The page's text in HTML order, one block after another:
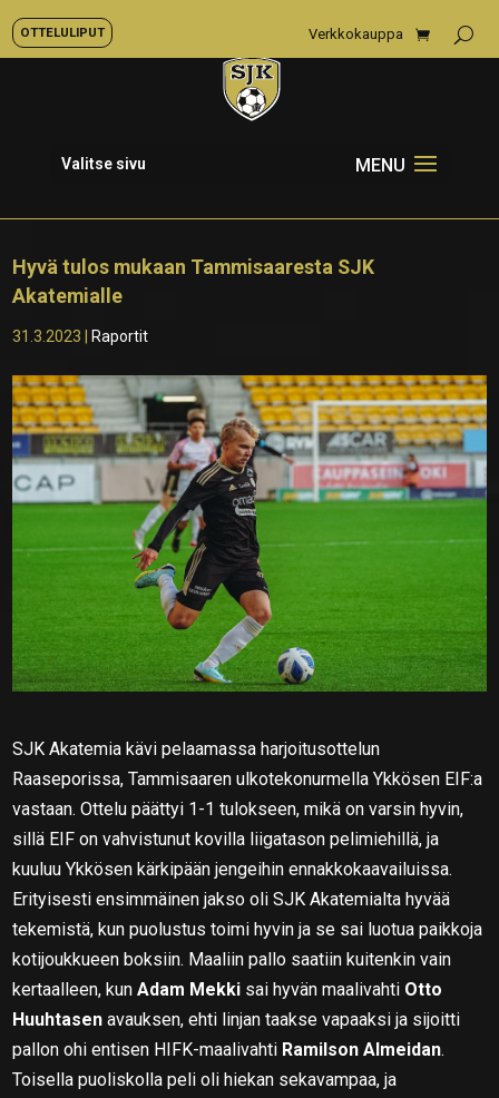
OTTELULIPUT Verkkokauppa
Valitse sivu
Hyvä tulos mukaan Tammisaaresta SJK
Akatemialle
31.3.2023 Raportit
SJK Akatemia kävi pelaamassa harjoitusottelun
Raaseporissa, Tammisaaren ulkotekonurmella Ykkösen EIF:a
vastaan. Ottelu päättyi 1-1 tulokseen, mikä on varsin hyvin,
sillä EIF on vahvistunut kovilla liigatason pelimiehillä, ja
kuuluu Ykkösen kärkipään jengeihin ennakkokaavailuissa.
Erityisesti ensimmäinen jakso oli SJK Akatemialta hyvää
tekemistä, kun puolustus toimi hyvin ja se sai luotua paikkoja
kotijoukkueen boksiin. Maaliin pallo saatiin kuitenkin vain
kertaalleen, kunAdam Mekki sai hyvän maalivahti Otto
Huuhtasen avauksen, ehti linjan taakse vapaaksi ja sijoitti
pallon ohi entisen HIFK-maalivahti Ramilson Almeidan.
Toisella puoliskolla peli oli hiekan sekavampaa, ja